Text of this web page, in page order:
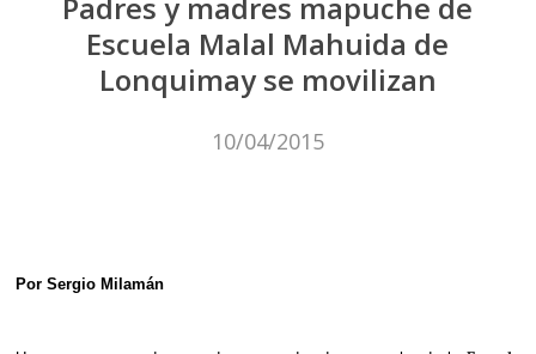
Escuela Malal Mahuida de
Lonquimay se movilizan
10/04/2015
Por Sergio Milamán